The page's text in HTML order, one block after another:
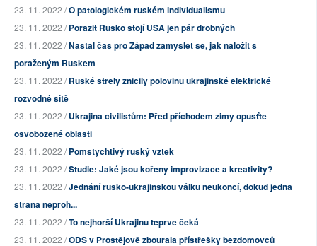
23. 11. 2022 /O patologickém ruském individualismu
23. 11. 2022 /Porazit Rusko stojí USA jen pár drobných
23. 11. 2022 /Nastal čas pro Západ zamyslet se, jak naložit s
poraženým Ruskem
23. 11. 2022 /Ruské střely zničily polovinu ukrajinské elektrické
rozvodné sítě
23. 11. 2022 /Ukrajina civilistům: Před příchodem zimy opusťte
osvobozené oblasti
23. 11. 2022 /Pomstychtivý ruský vztek
23. 11. 2022 /Studie: Jaké jsou kořeny improvizace a kreativity?
23. 11. 2022 /Jednání rusko-ukrajinskou válku neukončí, dokud jedna
strana neproh...
23. 11. 2022 /To nejhorší Ukrajinu teprve čeká
23. 11. 2022 /ODS v Prostějově zbourala přístřešky bezdomovců